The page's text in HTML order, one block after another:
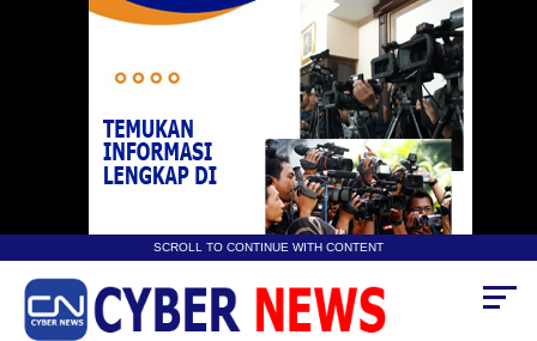
SCROLL TO CONTINUE WITH CONTENT